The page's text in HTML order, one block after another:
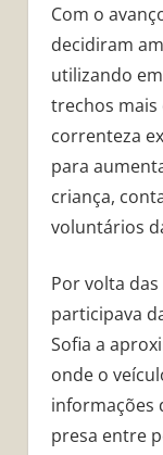
Com o
decidiram
utilizando
trechos mais
correnteza
para
criança,
voluntários
Por volta
participava
Sofia a
onde o
informações
presa entre